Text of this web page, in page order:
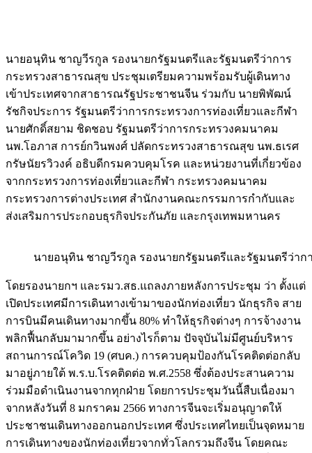
นายอนุทิน ชาญวีรกูล รองนายกรัฐมนตรีและรัฐมนตรีว่าการ
กระทรวงสาธารณสุข ประชุมเตรียมความพร้อมรับผู้เดินทาง
เข้าประเทศจากสาธารณรัฐประชาชนจีน ร่วมกับ นายพิพัฒน์
รัชกิจประการ รัฐมนตรีว่าการกระทรวงการท่องเที่ยวและกีฬา
นายศักดิ์สยาม ชิดชอบ รัฐมนตรีว่าการกระทรวงคมนาคม
นพ.โอภาส การย์กวินพงศ์ ปลัดกระทรวงสาธารณสุข นพ.ธเรศ
กรัษนัยรวิวงค์ อธิบดีกรมควบคุมโรค และหน่วยงานที่เกี่ยวข้อง
จากกระทรวงการท่องเที่ยวและกีฬา กระทรวงคมนาคม
กระทรวงการต่างประเทศ สำนักงานคณะกรรมการกำกับและ
ส่งเสริมการประกอบธุรกิจประกันภัย และกรุงเทพมหานคร
นายอนุทิน ชาญวีรกูล รองนายกรัฐมนตรีและรัฐมนตรีว่าก
โดยรองนายกฯ และรมว.สธ.แถลงภายหลังการประชุม ว่า ตั้งแต่
เปิดประเทศมีการเดินทางเข้ามาของนักท่องเที่ยว นักธุรกิจ สาย
การบินมีคนเดินทางมากขึ้น 80% ทำให้ธุรกิจต่างๆ การจ้างงาน
พลิกฟื้นกลับมามากขึ้น อย่างไรก็ตาม ปัจจุบันไม่มีศูนย์บริหาร
สถานการณ์โควิด 19 (ศบค.) การควบคุมป้องกันโรคติดต่อกลับ
มาอยู่ภายใต้ พ.ร.บ.โรคติดต่อ พ.ศ.2558 ซึ่งต้องประสานความ
ร่วมมือดำเนินงานจากทุกฝ่าย โดยการประชุมวันนี้สืบเนื่องมา
จากหลังวันที่ 8 มกราคม 2566 ทางการจีนจะเริ่มอนุญาตให้
ประชาชนเดินทางออกนอกประเทศ ซึ่งประเทศไทยเป็นจุดหมาย
การเดินทางของนักท่องเที่ยวจากทั่วโลกรวมถึงจีน โดยคณะ